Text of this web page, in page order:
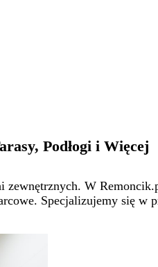
Podłogi i Więcej
W
Specjalizujemy się w